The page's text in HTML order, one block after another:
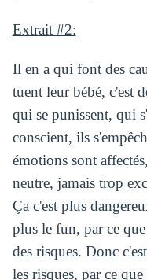
Extrait #2:
Il en a qui font des
tuent leur bébé, c'est
qui se punissent, qui
conscient, ils
émotions sont
neutre, jamais trop
Ça c'est plus
plus le fun, par ce
des risques. Donc
les risques, par ce